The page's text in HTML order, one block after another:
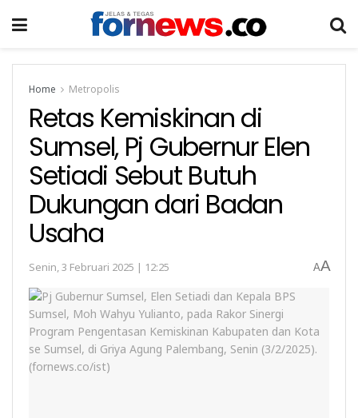
Home Metropolis
Retas Kemiskinan di
Sumsel, Pj Gubernur Elen
Setiadi Sebut Butuh
Dukungan dari Badan
Usaha
Senin, 3 Februari 2025 | 12:25 AA